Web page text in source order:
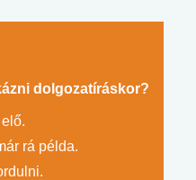
dolgozatíráskor?
rá példa.